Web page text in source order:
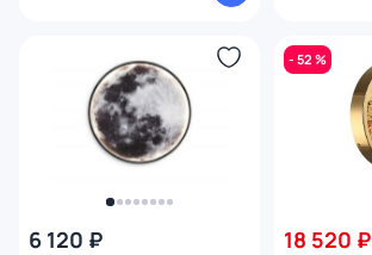
6 120 ₽
- 52 %
18 520 ₽